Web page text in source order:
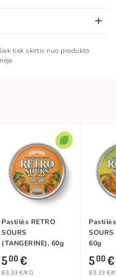
KGtiek skirtis nuo produkto
Pastilės RETRO
SOURS
(TANGERINE), 60g
500€
83.33 €/KG
60g
500€
83.33 €/